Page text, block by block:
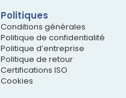
Politiques
Conditions générales
Politique de confidentialité
Politique d’entreprise
Politique de retour
Certifications ISO
Cookies